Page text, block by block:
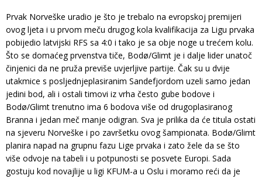
Prvak Norveške uradio je što je trebalo na evropskoj premijeri
ovog ljeta i u prvom meču drugog kola kvalifikacija za Ligu prvaka
pobijedio latvijski RFS sa 4:0 i tako je sa obje noge u trećem kolu.
Što se domaćeg prvenstva tiče, Bodø/Glimt je i dalje lider unatoč
činjenici da ne pruža previše uvjerljive partije. Čak su u dvije
utakmice s posljednjeplasiranim Sandefjordom uzeli samo jedan
jedini bod, ali i ostali timovi iz vrha često gube bodove i
Bodø/Glimt trenutno ima 6 bodova više od drugoplasiranog
Branna i jedan meč manje odigran. Sva je prilika da će titula ostati
na sjeveru Norveške i po završetku ovog šampionata. Bodø/Glimt
planira napad na grupnu fazu Lige prvaka i zato žele da se što
više odvoje na tabeli i u potpunosti se posvete Europi. Sada
gostuju kod novajlije u ligi KFUM-a u Oslu i moramo reći da je